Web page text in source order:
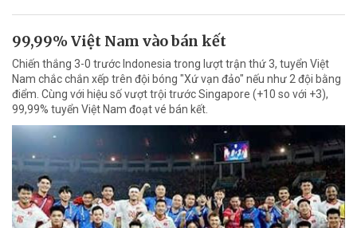
99,99% Việt Nam vào bán kết
Chiến thắng 3-0 trước Indonesia trong lượt trận thứ 3, tuyển Việt
Nam chắc chắn xếp trên đội bóng "Xứ vạn đảo" nếu như 2 đội bằng
điểm. Cùng với hiệu số vượt trội trước Singapore (+10 so với +3),
99,99% tuyển Việt Nam đoạt vé bán kết.